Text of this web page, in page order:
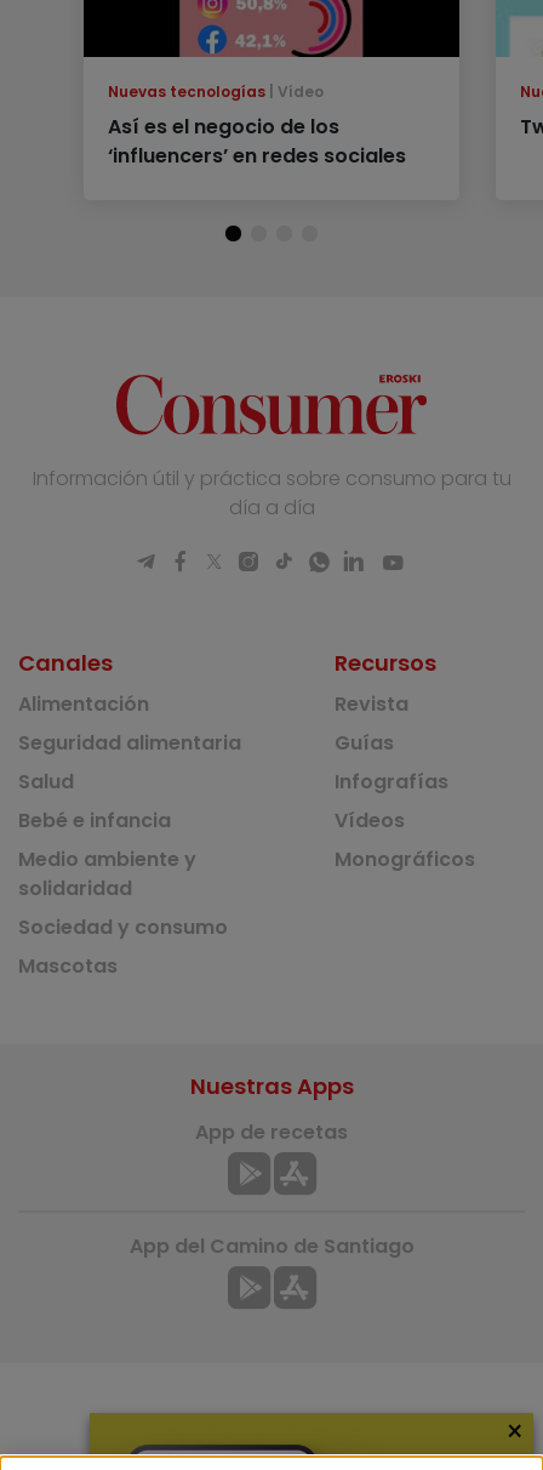
Nuevas tecnologías Vídeo
Así es el negocio de los
‘influencers’ en redes sociales
Información útil y práctica sobre consumo para tu
día a día
Canales
Alimentación
Seguridad alimentaria
Salud
Bebé e infancia
Medio ambiente y
solidaridad
Sociedad y consumo
Mascotas
Recursos
Revista
Guías
Infografías
Vídeos
Monográficos
Nuestras Apps
App de recetas
App del Camino de Santiago
×